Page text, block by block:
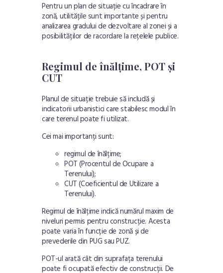
Pentru un plan de situație cu încadrare în
zonă, utilitățile sunt importante și pentru
analizarea gradului de dezvoltare al zonei și a
posibilităților de racordare la rețelele publice.
Regimul de înălțime, POT și
CUT
Planul de situație trebuie să includă și
indicatorii urbanistici care stabilesc modul în
care terenul poate fi utilizat.
Cei mai importanți sunt:
regimul de înălțime;
POT (Procentul de Ocupare a
Terenului);
CUT (Coeficientul de Utilizare a
Terenului).
Regimul de înălțime indică numărul maxim de
niveluri permis pentru construcție. Acesta
poate varia în funcție de zonă și de
prevederile din PUG sau PUZ.
POT-ul arată cât din suprafața terenului
poate fi ocupată efectiv de construcții. De